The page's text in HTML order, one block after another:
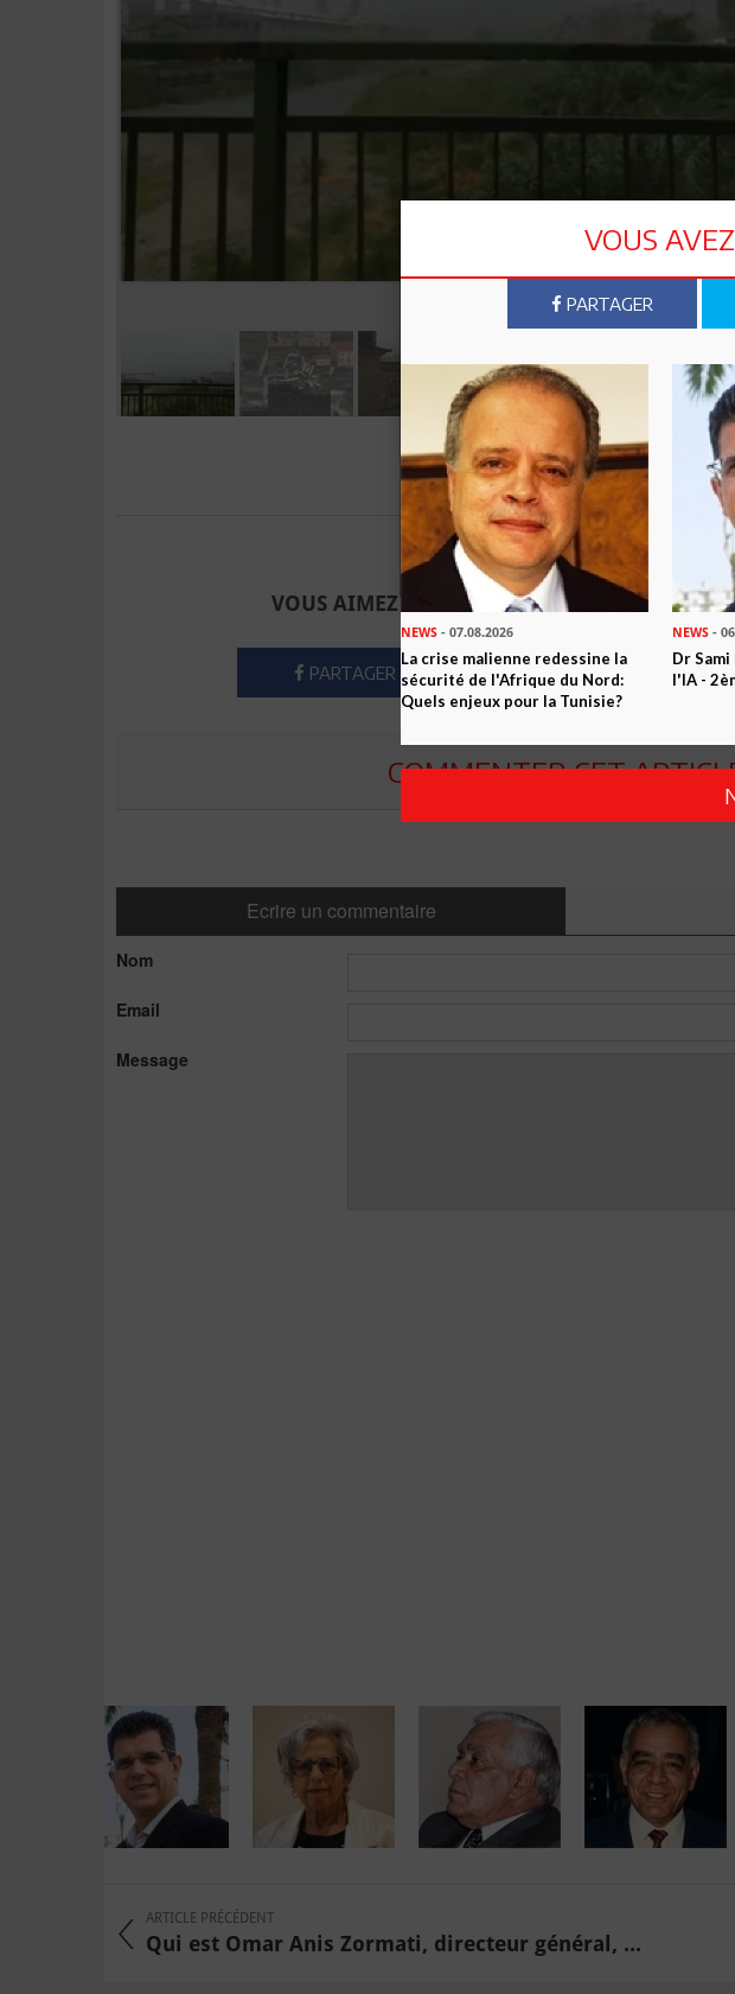
Envoyer à un ami Imprimer
VOUS AIMEZ CET ARTICLE ? PARTAGEZ-LE
PARTAGER TWEETER
COMMENTER CET
Ecrire un commentaire
Nom
Email
Message
ARTICLE PRÉCÉDENT
Qui est Omar Anis Zormati, directeur général, ...
VOUS
PARTAGER
NEWS - 07.08.2026
La crise malienne redessine la
sécurité de l'Afrique du Nord:
Quels enjeux pour la Tunisie?
NEWS -
Dr
l'IA -